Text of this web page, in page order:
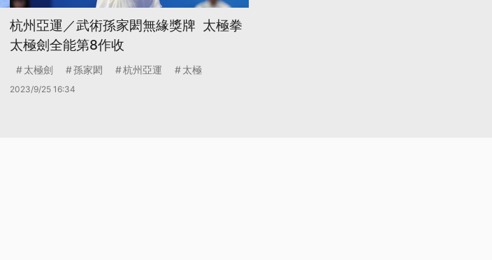
杭州亞運／武術孫家閎無緣獎牌 太極拳
太極劍全能第8作收
太極劍 孫家閎 杭州亞運 太極
2023/9/25 16:34